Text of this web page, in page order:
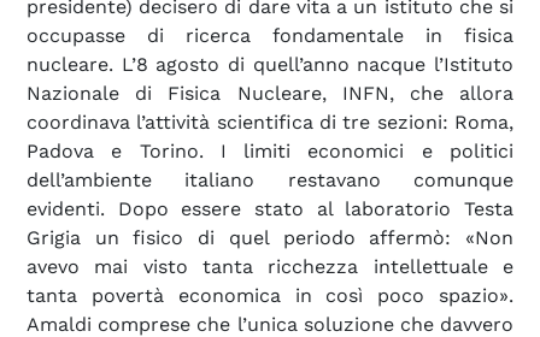
presidente) decisero di dare vita a un istituto che si
occupasse di ricerca fondamentale in fisica
nucleare. L’8 agosto di quell’anno nacque l’Istituto
Nazionale di Fisica Nucleare, INFN, che allora
coordinava l’attività scientifica di tre sezioni: Roma,
Padova e Torino. I limiti economici e politici
dell’ambiente italiano restavano comunque
evidenti. Dopo essere stato al laboratorio Testa
Grigia un fisico di quel periodo affermò: «Non
avevo mai visto tanta ricchezza intellettuale e
tanta povertà economica in così poco spazio».
Amaldi comprese che l’unica soluzione che davvero